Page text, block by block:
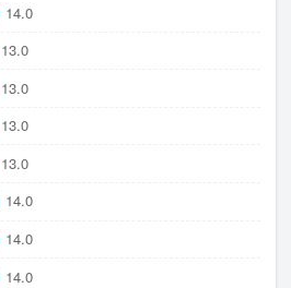
14.0
13.0
13.0
13.0
13.0
14.0
14.0
14.0